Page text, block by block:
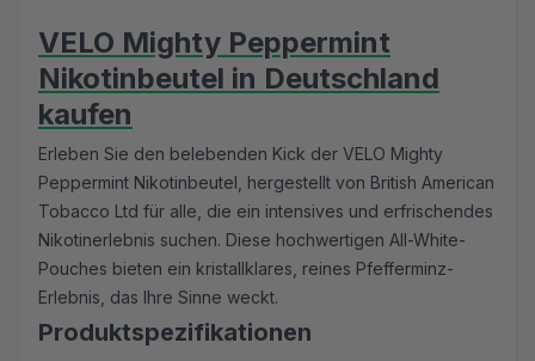
VELO Mighty Peppermint
Nikotinbeutel in Deutschland
kaufen
Erleben Sie den belebenden Kick der VELO Mighty
Peppermint Nikotinbeutel, hergestellt von British American
Tobacco Ltd für alle, die ein intensives und erfrischendes
Nikotinerlebnis suchen. Diese hochwertigen All-White-
Pouches bieten ein kristallklares, reines Pfefferminz-
Erlebnis, das Ihre Sinne weckt.
Produktspezifikationen